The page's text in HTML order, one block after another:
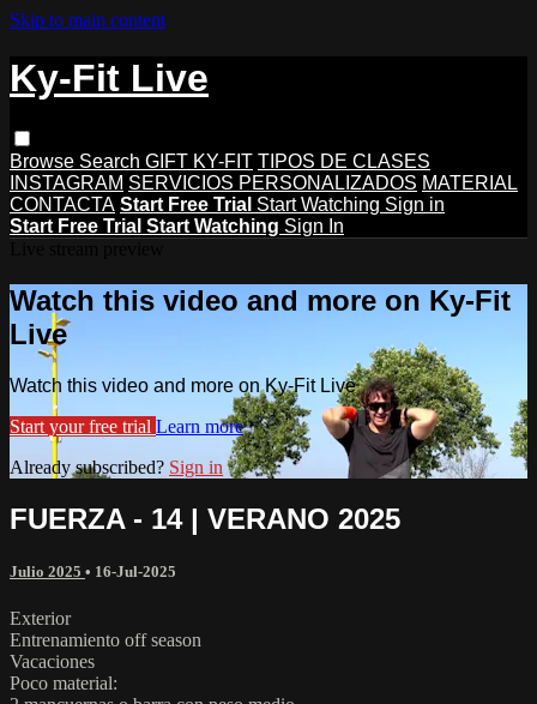
Skip to main content
Ky-Fit Live
Browse Search GIFT KY-FIT TIPOS DE CLASES
INSTAGRAM SERVICIOS PERSONALIZADOS MATERIAL
CONTACTA Start Free Trial Start Watching Sign in
Start Free Trial Start Watching Sign In
Watch this video and more on Ky-Fit
Live
Watch this video and more on Ky-Fit Live
Start your free trial Learn more
Already subscribed? Sign in
FUERZA - 14 | VERANO 2025
Julio 2025 • 16-Jul-2025
Exterior
Entrenamiento off season
Vacaciones
Poco material: